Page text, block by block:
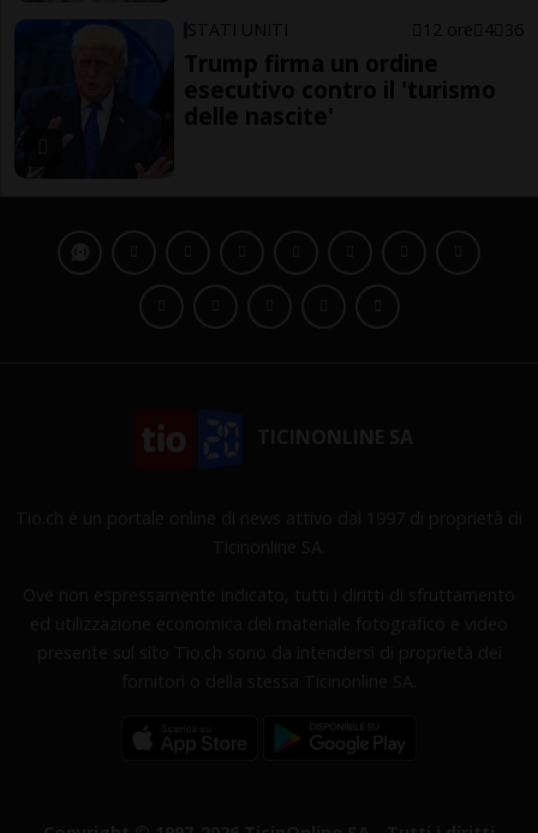
STATI UNITI 12 ore 4 36
Trump firma un ordine
esecutivo contro il 'turismo
delle nascite'